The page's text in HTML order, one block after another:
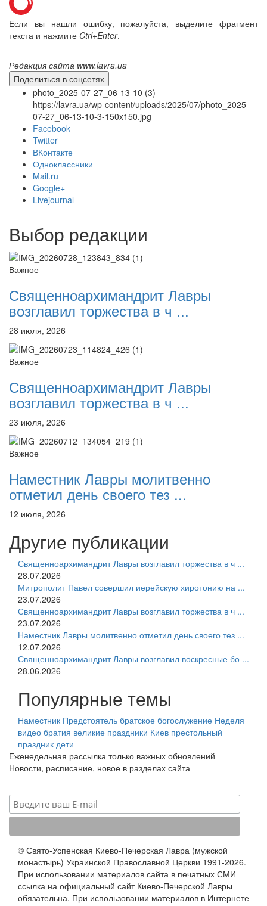
Онлайн трансляции
12 сентября 2015
12 сентября 2015
12 сентября 2015
12 сентября 2015
12 сентября 2015Название трансляции
12 сентября 2015Название трансляции
12 сентября 2015Название трансляции
Перейти к архиву
Если вы нашли ошибку, пожалуйста, выделите фрагмент
текста и нажмите Ctrl+Enter.
Редакция сайта www.lavra.ua
Поделиться в соцсетях
photo_2025-07-27_06-13-10 (3)
https://lavra.ua/wp-content/uploads/2025/07/photo_2025-
07-27_06-13-10-3-150x150.jpg
Facebook
Twitter
ВКонтакте
Одноклассники
Mail.ru
Google+
Livejournal
Выбор редакции
Важное
Священноархимандрит Лавры
возглавил торжества в ч ...
28 июля, 2026
Важное
Священноархимандрит Лавры
возглавил торжества в ч ...
23 июля, 2026
Важное
Наместник Лавры молитвенно
отметил день своего тез ...
12 июля, 2026
Другие публикации
Священноархимандрит Лавры возглавил торжества в ч ...
28.07.2026
Митрополит Павел совершил иерейскую хиротонию на ...
23.07.2026
Священноархимандрит Лавры возглавил торжества в ч ...
23.07.2026
Наместник Лавры молитвенно отметил день своего тез ...
12.07.2026
Священноархимандрит Лавры возглавил воскресные бо ...
28.06.2026
Популярные темы
Наместник Предстоятель братское богослужение Неделя
видео братия великие праздники Киев престольный
праздник дети
Еженедельная рассылка только важных обновлений
Новости, расписание, новое в разделах сайта
© Свято-Успенская Киево-Печерская Лавра (мужской
монастырь) Украинской Православной Церкви 1991-2026.
При использовании материалов сайта в печатных СМИ
ссылка на официальный сайт Киево-Печерской Лавры
обязательна. При использовании материалов в Интернете